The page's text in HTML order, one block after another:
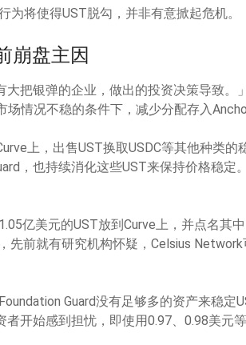
为将使得UST脱勾，并非有意掀起危机。
崩盘主因
大把银弹的企业，做出的投资决策导致。
情况不稳的条件下，减少分配存入
上，出售UST换取USDC等其他种类的
，也持续消化这些UST来保持价格稳定
亿美元的UST放到Curve上，并点名其
先前就有研究机构怀疑，Celsius
Guard没有足够多的资产来稳定
开始感到担忧，即使用0.97、0.98美元